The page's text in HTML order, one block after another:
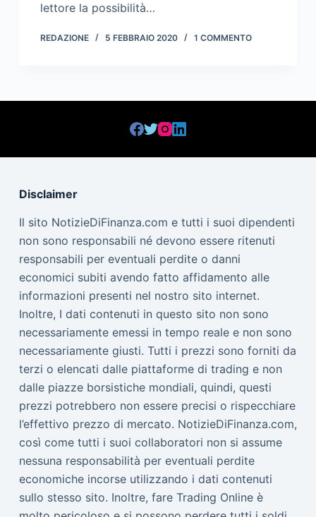
lettore la possibilità…
REDAZIONE 5 FEBBRAIO 2020 1 COMMENTO
Disclaimer
Il sito NotizieDiFinanza.com e tutti i suoi dipendenti
non sono responsabili né devono essere ritenuti
responsabili per eventuali perdite o danni
economici subiti avendo fatto affidamento alle
informazioni presenti nel nostro sito internet.
Inoltre, I dati contenuti in questo sito non sono
necessariamente emessi in tempo reale e non sono
necessariamente giusti. Tutti i prezzi sono forniti da
terzi o elencati dalle piattaforme di trading e non
dalle piazze borsistiche mondiali, quindi, questi
prezzi potrebbero non essere precisi o rispecchiare
l’effettivo prezzo di mercato. NotizieDiFinanza.com,
così come tutti i suoi collaboratori non si assume
nessuna responsabilità per eventuali perdite
economiche incorse utilizzando i dati contenuti
sullo stesso sito. Inoltre, fare Trading Online è